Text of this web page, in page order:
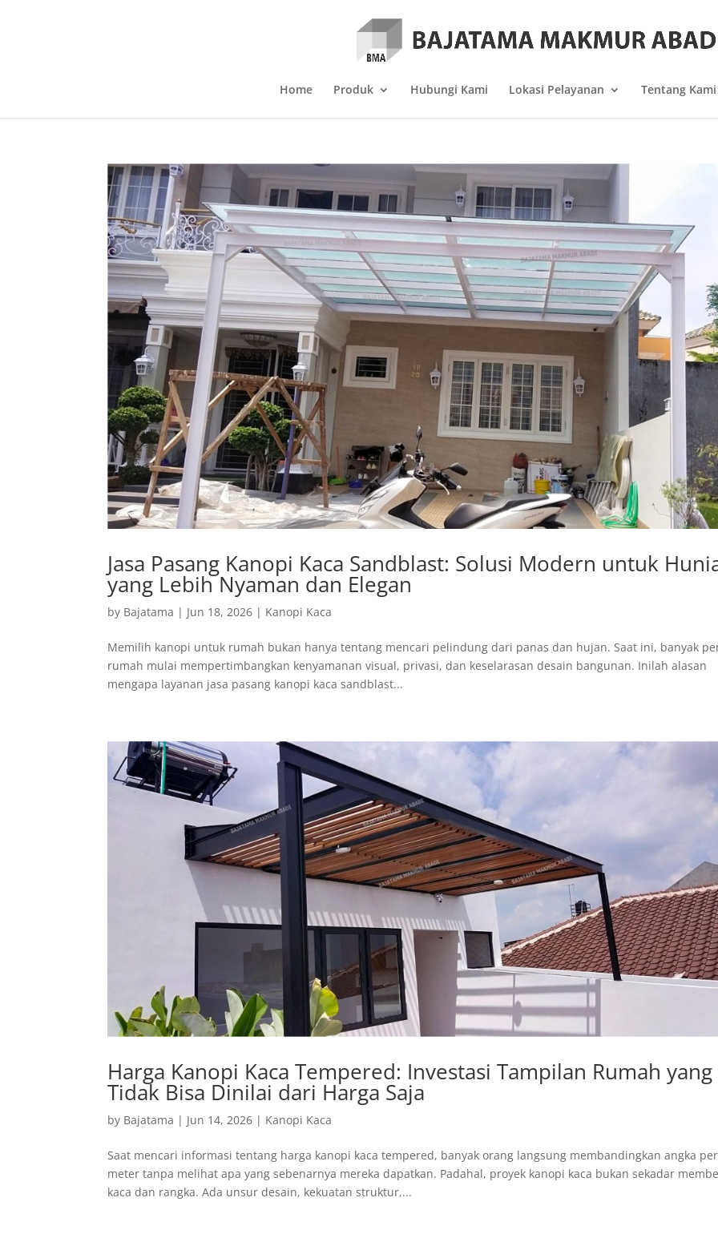
Home Produk Hubungi Kami Lokasi Pelayanan Tentang Kami
Jasa Pasang Kanopi Kaca Sandblast: Solusi Modern untuk
yang Lebih Nyaman dan Elegan
by Bajatama | Jun 18, 2026 | Kanopi Kaca
Memilih kanopi untuk rumah bukan hanya tentang mencari pelindung dari panas dan hujan. Saat ini, banyak
rumah mulai mempertimbangkan kenyamanan visual, privasi, dan keselarasan desain bangunan. Inilah alasan
mengapa layanan jasa pasang kanopi kaca sandblast...
Harga Kanopi Kaca Tempered: Investasi Tampilan Rumah yang
Tidak Bisa Dinilai dari Harga Saja
by Bajatama | Jun 14, 2026 | Kanopi Kaca
Saat mencari informasi tentang harga kanopi kaca tempered, banyak orang langsung membandingkan angka per
meter tanpa melihat apa yang sebenarnya mereka dapatkan. Padahal, proyek kanopi kaca bukan sekadar
kaca dan rangka. Ada unsur desain, kekuatan struktur,...